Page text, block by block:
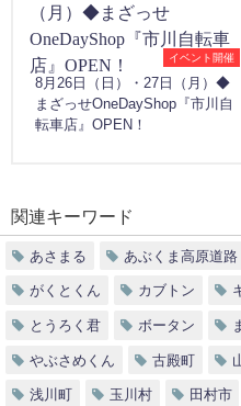
イベント開催
8月26日（日）・27日（月）◆
まざっせOneDayShop『市川自
転車店』OPEN！
関連キーワード
あさまる あぶくま高原道路
がくとくん カブトン
とうろく君 ボータン
やぶさめくん 古殿町
浅川町 玉川村 田村市